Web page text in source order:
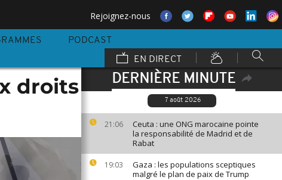
Rejoignez-nous
PODCAST
EN DIRECT
DERNIÈRE MINUTE
7 août 2026
21:06
Ceuta : une ONG marocaine pointe
la responsabilité de Madrid et de
Rabat
19:03
Gaza : les populations sceptiques
malgré le plan de paix de Trump
droits